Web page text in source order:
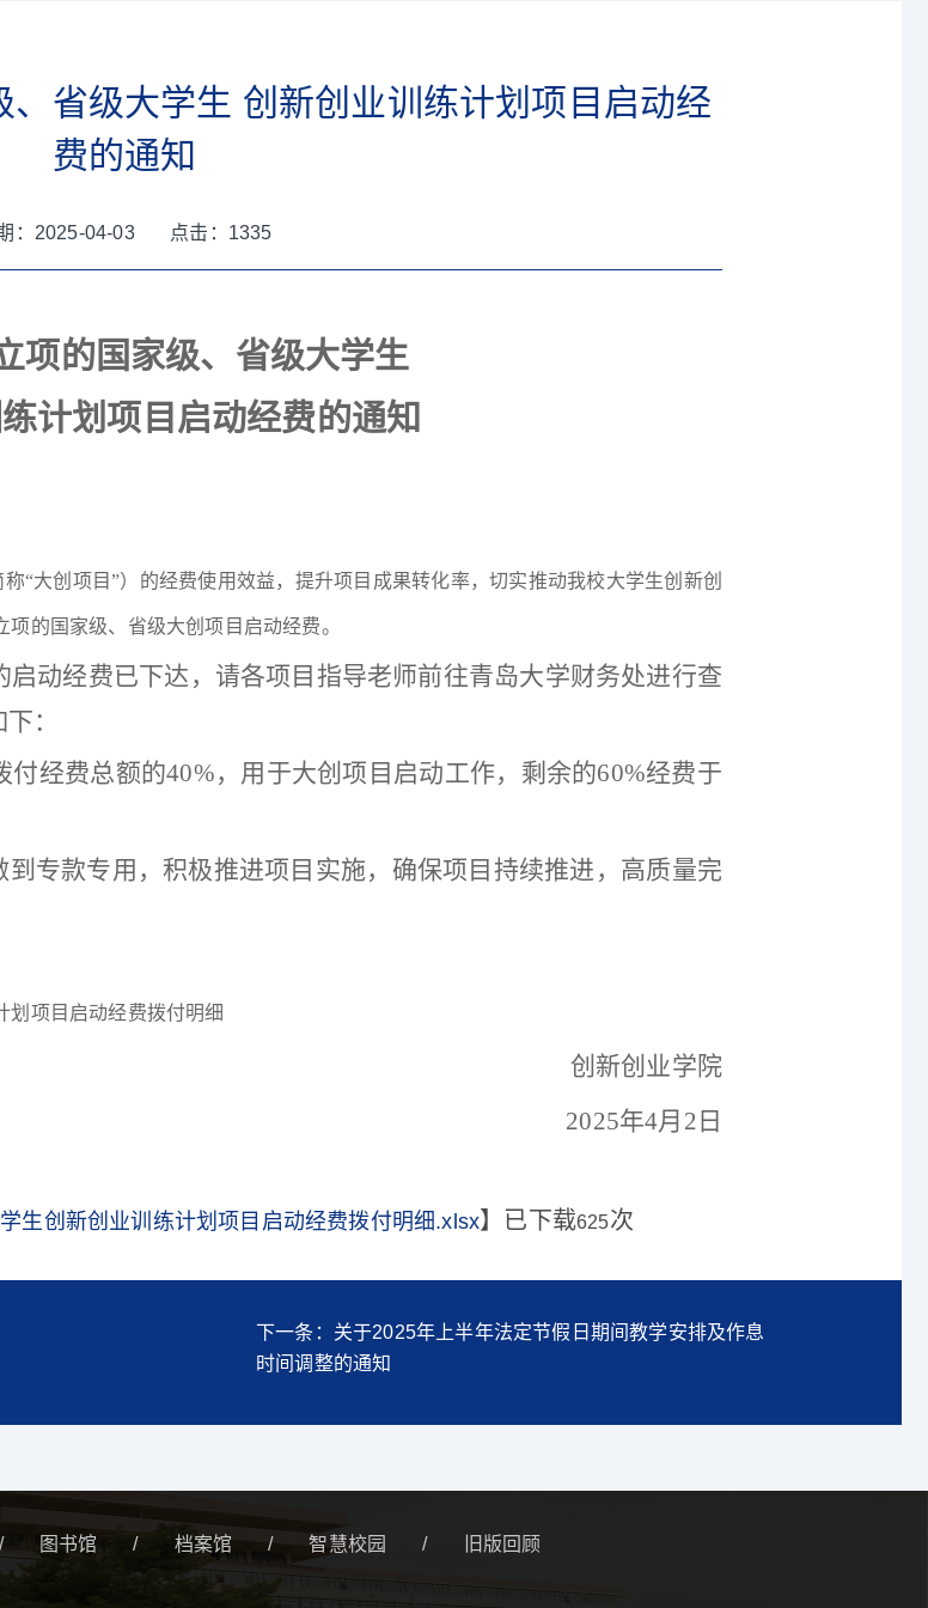
省级大学生 创新创业训练计划项目启动经
费的通知
：2025-04-03 点击： 1335
项的 国家级、省级大学生
计划项目启动经费的通知
称“大创项目”）的经费使用效益，提升项目成果转化率，切实推动我校大学生创新创
的国家级、省级大创项目启动经费。
动经费已下达，请各项目指导老师前往青岛大学财务处进行查
：
经费总额的40%，用于大创项目启动工作，剩余的60%经费于
专款专用，积极推进项目实施，确保项目持续推进，高质量完
划项目启动经费拨付明细
创新创业学院
2025年4月2日
生创新创业训练计划项目启动经费拨付明细.xlsx】已下载625次
下一条：关于2025年上半年法定节假日期间教学安排及作息
时间调整的通知
/ 图书馆 / 档案馆 / 智慧校园 / 旧版回顾